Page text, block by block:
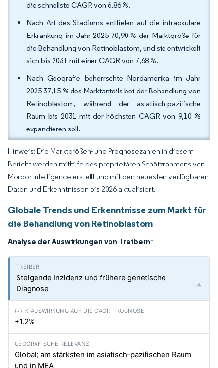
die schnellste CAGR von 6,86 %.
Nach Art des Stadiums entfielen auf die intraokulare
Erkrankung im Jahr 2025 70,90 % der Marktgröße für
die Behandlung von Retinoblastom, und sie entwickelt
sich bis 2031 mit einer CAGR von 7,68 %.
Nach Geografie beherrschte Nordamerika im Jahr
2025 37,15 % des Marktanteils bei der Behandlung von
Retinoblastom, während der asiatisch-pazifische
Raum bis 2031 mit der höchsten CAGR von 9,10 %
expandieren soll.
Hinweis: Die Marktgrößen- und Prognosezahlen in diesem
Bericht werden mithilfe des proprietären Schätzrahmens von
Mordor Intelligence erstellt und mit den neuesten verfügbaren
Daten und Erkenntnissen bis 2026 aktualisiert.
Globale Trends und Erkenntnisse zum Markt für
die Behandlung von Retinoblastom
Analyse der Auswirkungen von Treibern*
Steigende Inzidenz und frühere genetische
Diagnose
+1.2%
Global; am stärksten im asiatisch-pazifischen Raum
und in MEA